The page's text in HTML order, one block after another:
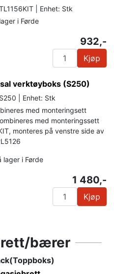
| Enhet: Stk
i Førde
932,-
Kjøp
verktøyboks (S250)
| Enhet: Stk
med monteringsett
med monteringssett
monteres på venstre side av
lager i Førde
1 480,-
Kjøp
bærer